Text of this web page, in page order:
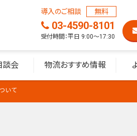
談会 物流おすすめ情報
導入のご相談 無料
03-4590-8101
受付時間：平日 9:00〜17:30
いて